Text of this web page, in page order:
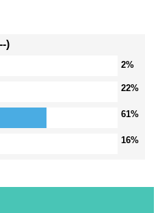
)
2%
22%
61%
16%